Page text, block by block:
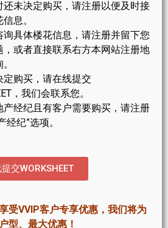
还未决定购买，请注册以便及时接
息。
询具体楼花信息，请注册并留下您
，或者直接联系右方本网站注册地
定购买，请在线提交
，我们会联系您。
产经纪且有客户需要购买，请注册
经纪”选项。
交WORKSHEET
受VVIP客户专享优惠，我们将为
型、最大优惠！